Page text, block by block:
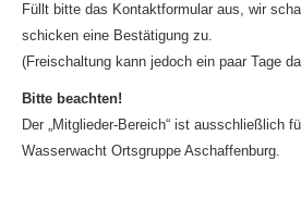
Füllt bitte das Kontaktformular aus, wir
schicken eine Bestätigung zu.
(Freischaltung kann jedoch ein paar Tage
Bitte beachten!
Der „Mitglieder-Bereich“ ist ausschließlich
Wasserwacht Ortsgruppe Aschaffenburg.